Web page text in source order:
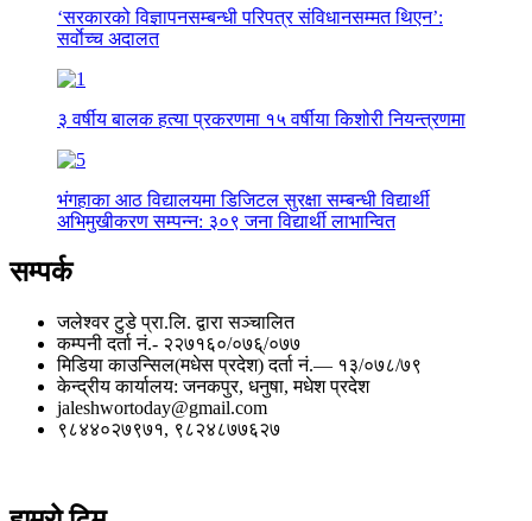
‘सरकारको विज्ञापनसम्बन्धी परिपत्र संविधानसम्मत थिएन’:
सर्वाेच्च अदालत
३ वर्षीय बालक हत्या प्रकरणमा १५ वर्षीया किशोरी नियन्त्रणमा
भंगहाका आठ विद्यालयमा डिजिटल सुरक्षा सम्बन्धी विद्यार्थी
अभिमुखीकरण सम्पन्न: ३०९ जना विद्यार्थी लाभान्वित
सम्पर्क
जलेश्वर टुडे प्रा.लि. द्वारा सञ्चालित
कम्पनी दर्ता नं.- २२७१६०/०७६्/०७७
मिडिया काउन्सिल(मधेस प्रदेश) दर्ता नं.— १३/०७८/७९
केन्द्रीय कार्यालय: जनकपुर, धनुषा, मधेश प्रदेश
jaleshwortoday@gmail.com
९८४४०२७९७१, ९८२४८७७६२७